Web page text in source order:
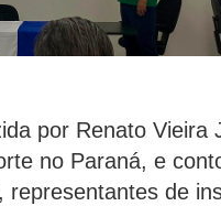
por Renato Vieira
no Paraná, e
representantes de